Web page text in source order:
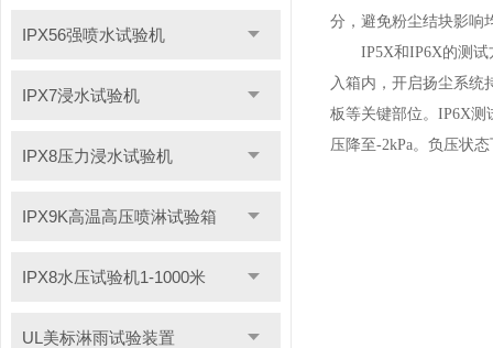
IPX56强喷水试验机
IPX7浸水试验机
IPX8压力浸水试验机
IPX9K高温高压喷淋试验箱
IPX8水压试验机1-1000米
UL美标淋雨试验装置
分，避免粉尘结块影响
IP5X和IP6X的测
入箱内，开启扬尘系
板等关键部位。IP6X测
压降至-2kPa。负压状